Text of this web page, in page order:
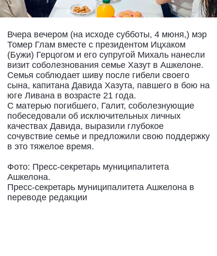
Вчера вечером (на исходе субботы, 4 мюня,) мэр
Томер Глам вместе с президентом Ицхаком
(Бужи) Герцогом и его супругой Михаль нанесли
визит соболезнования семье Хазут в Ашкелоне.
Семья соблюдает шиву после гибели своего
сына, капитана Давида Хазута, павшего в бою на
юге Ливана в возрасте 21 года.
С матерью погибшего, Галит, соболезнующие
побеседовали об исключительных личных
качествах Давида, выразили глубокое
сочувствие семье и предложили свою поддержку
в это тяжелое время.
Фото: Пресс-секретарь муниципалитета
Ашкелона.
Пресс-секретарь муниципалитета Ашкелона в
переводе редакции